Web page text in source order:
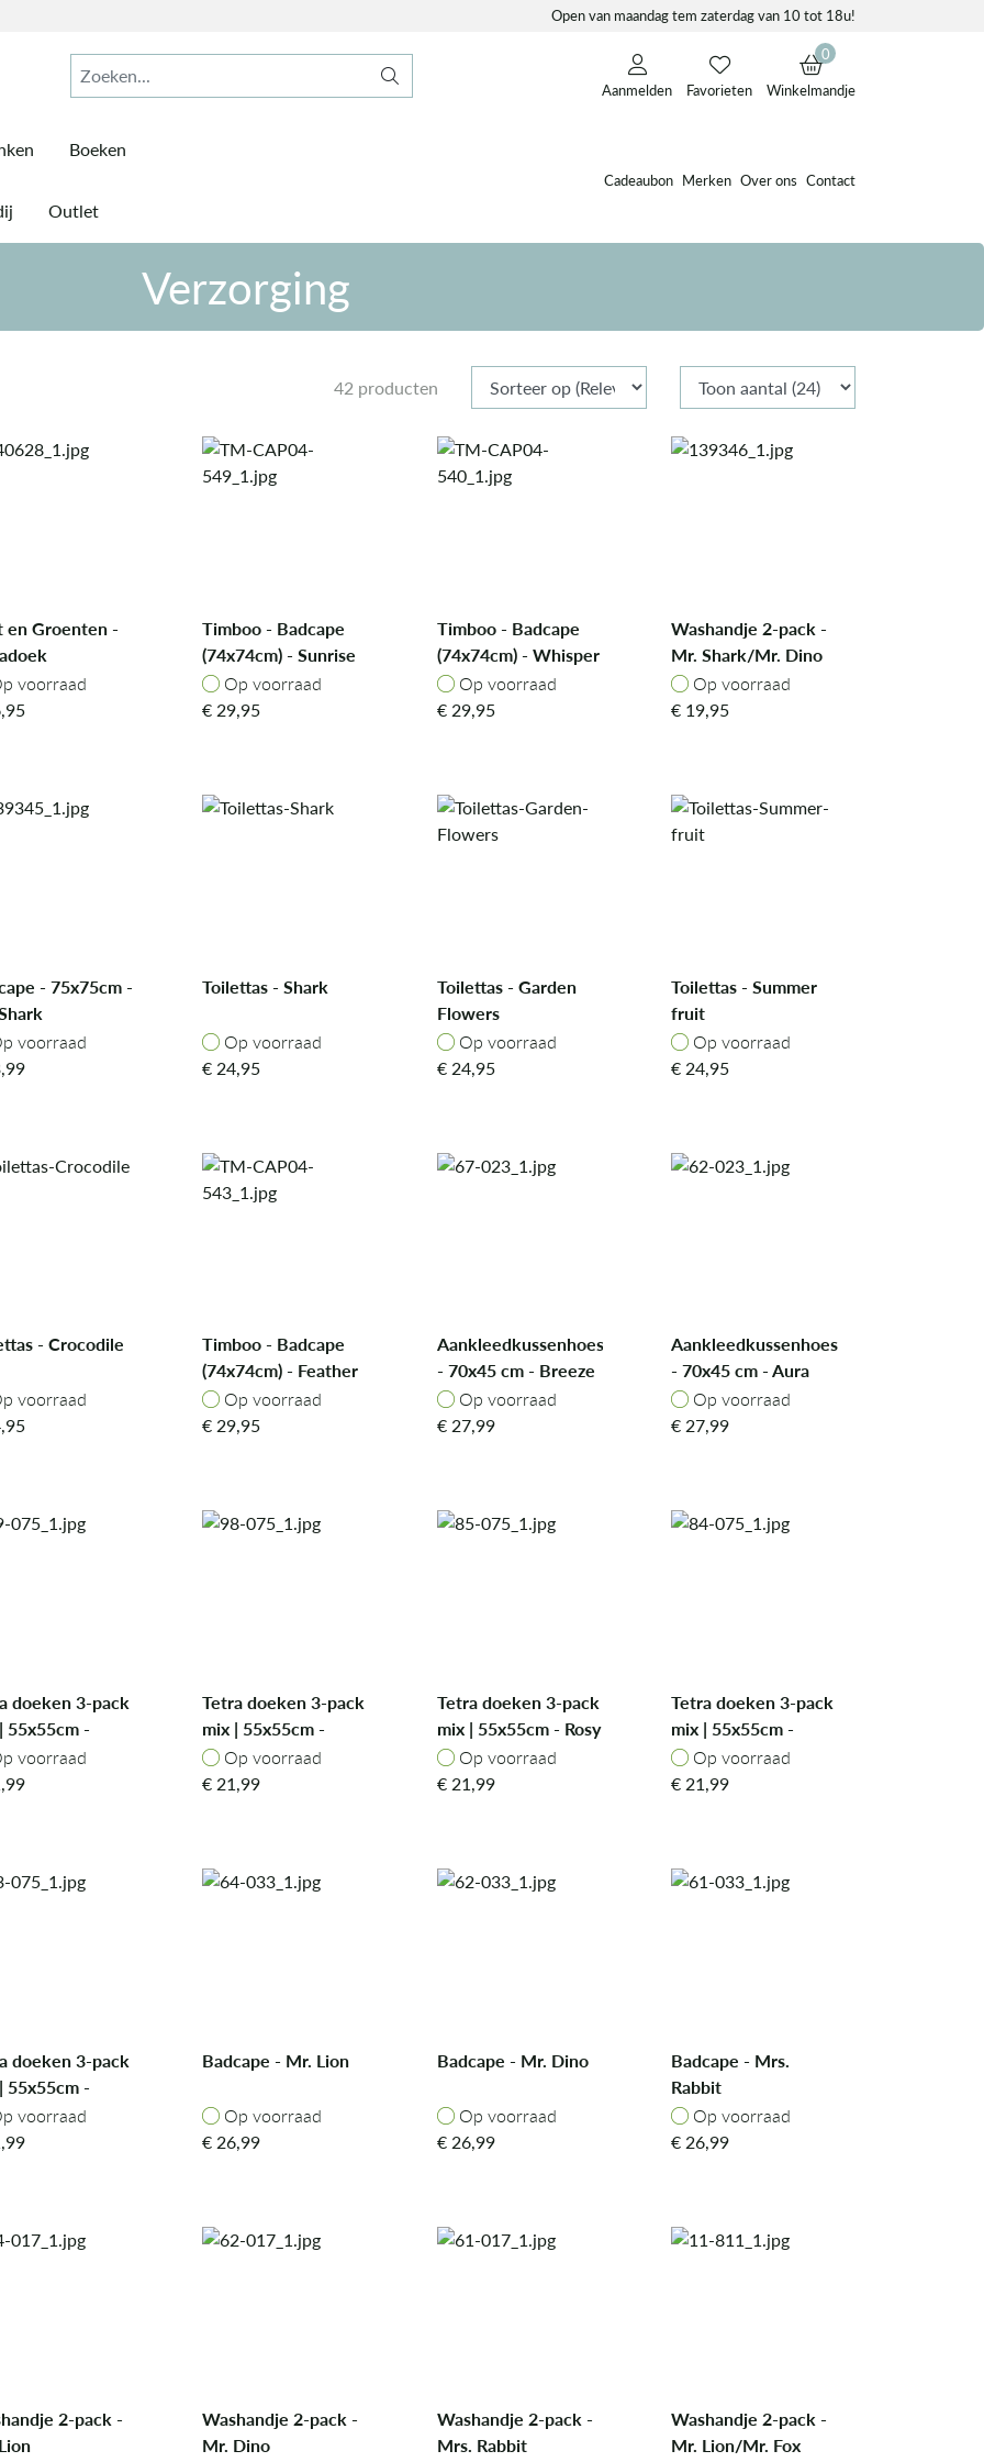
Open van maandag tem zaterdag van 10 tot 18u!
Aanmelden Favorieten
0
Winkelmandje
Boeken
Outlet
Cadeaubon Merken Over ons Contact
Verzorging
42 producten
en Groenten -
voorraad
voorraad
Timboo - Badcape
(74x74cm) - Sunrise
Orange
Op voorraad
Op voorraad
€29,95
Timboo - Badcape
(74x74cm) - Whisper
Green
Op voorraad
Op voorraad
€29,95
Washandje 2-pack -
Mr. Shark/Mr. Dino
Op voorraad
Op voorraad
€ 19,95
- 75x75cm -
voorraad
voorraad
Toilettas - Shark
Op voorraad
Op voorraad
€ 24,95
Toilettas - Garden
Flowers
Op voorraad
Op voorraad
€ 24,95
Toilettas - Summer
fruit
Op voorraad
Op voorraad
€ 24,95
- Crocodile
voorraad
voorraad
Timboo - Badcape
(74x74cm) - Feather
Grey
Op voorraad
Op voorraad
€29,95
Aankleedkussenhoes
- 70x45 cm - Breeze
ClayOp voorraad
Op voorraad
€27,99
Aankleedkussenhoes
- 70x45 cm - Aura
DinoOp voorraad
Op voorraad
€27,99
doeken 3-pack
55x55cm -
Elephant
voorraad
voorraad
Tetra doeken 3-pack
mix | 55x55cm -
Fierce Fox
Op voorraad
Op voorraad
€21,99
Tetra doeken 3-pack
mix | 55x55cm - Rosy
Rabbit
Op voorraad
Op voorraad
€21,99
Tetra doeken 3-pack
mix | 55x55cm -
Daring Dino
Op voorraad
Op voorraad
€21,99
doeken 3-pack
55x55cm -
Lion
voorraad
voorraad
Badcape - Mr. Lion
Op voorraad
Op voorraad
€26,99
Badcape - Mr. Dino
Op voorraad
Op voorraad
€26,99
Badcape - Mrs.
Rabbit
Op voorraad
Op voorraad
€26,99
2-pack -
Washandje 2-pack -
Mr. Dino
Washandje 2-pack -
Mrs. Rabbit
Washandje 2-pack -
Mr. Lion/Mr. Fox